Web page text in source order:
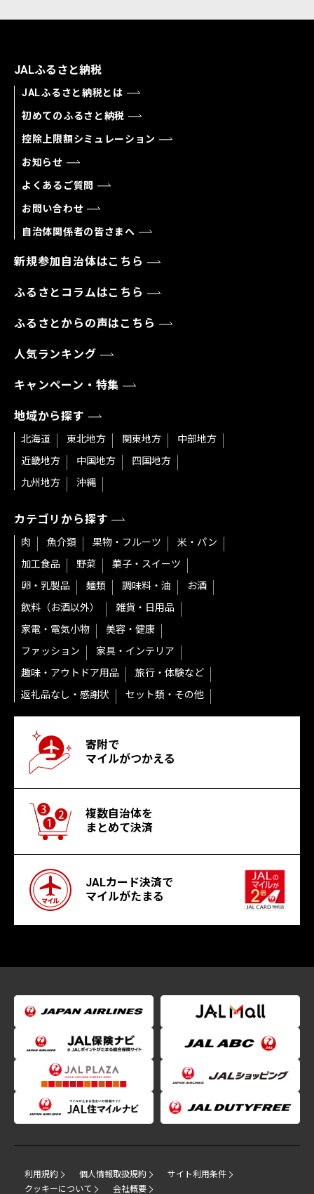
JALふるさと納税
JALふるさと納税とは
初めてのふるさと納税
控除上限額シミュレーション
お知らせ
よくあるご質問
お問い合わせ
自治体関係者の皆さまへ
新規参加自治体はこちら
ふるさとコラムはこちら
ふるさとからの声はこちら
人気ランキング
キャンペーン・特集
地域から探す
北海道 東北地方 関東地方
中部地方
近畿地方
中国地方
四国地方
九州地方
沖縄
カテゴリから探す
肉 魚介類 果物・フルーツ
米・パン
加工食品
野菜
菓子・スイーツ
卵・乳製品
麺類 調味料・油
お酒
飲料（お酒以外）
雑貨・日用品
家電・電気小物
美容・健康
ファッション
家具・インテリア
趣味・アウトドア用品
旅行・体験など
返礼品なし・感謝状
セット類・その他
寄附で
マイルがつかえる
複数自治体を
まとめて決済
JALカード決済で
マイルがたまる
利用規約 個人情報取扱規約
サイト利用条件
クッキーについて
会社概要